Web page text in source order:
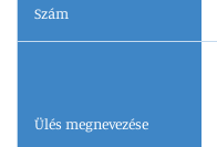
Szám
Ülés megnevezése